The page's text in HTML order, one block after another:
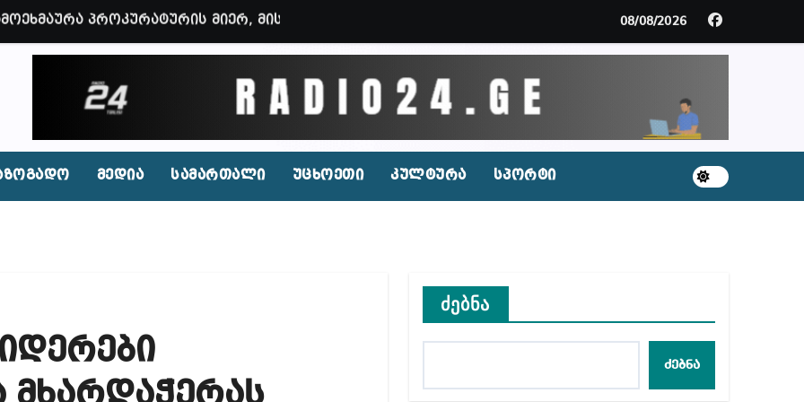
წაუყენეს – აღნიშნული მუხლი 13 წლამდე პატიმრობას ითვალისწინებს
საუბრობენ, თითქოს საქართველოში უარყოფითი გარემოა შექმნილი რუსი ტურისტებისთვის, ჩვენი
დღევანდელი პოსტაობა, საკუთარ თავთან შეგარცხვენთ – ეკა კუპატაძე ნანუკა ჟორჟოლიანს
ტარაკნებიან, უჰაერო საკანში, ამდენი ხნით სამარტოო საკანში მოთავსება, საერთაშორისო
კახეთში ქორწილის დროს? (ვიდეო)
რომლებსაც საბავშვი ბაღებში საქონლის ხორცის ნაცვლად ცხენის ხორცი შეჰქონდათ
მოშლილია – პრემიერი
თაღლითური ფულადი შეთავაზებები?
შექმნან მდინარაძის სამინისტრო – გია ხუხაშვილი
08/08/2026
მედია სამართალი უცხოეთი კულტურა სპორტი
ძებნა
ძებნა